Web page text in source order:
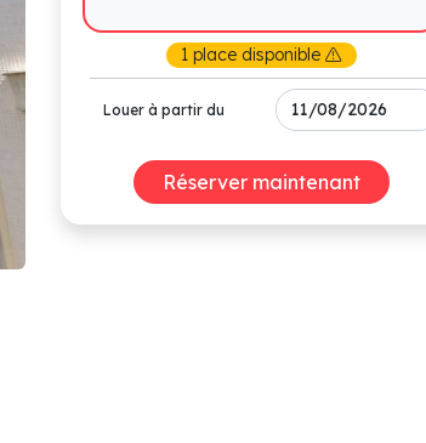
1 place disponible
Louer à partir du
Réserver maintenant